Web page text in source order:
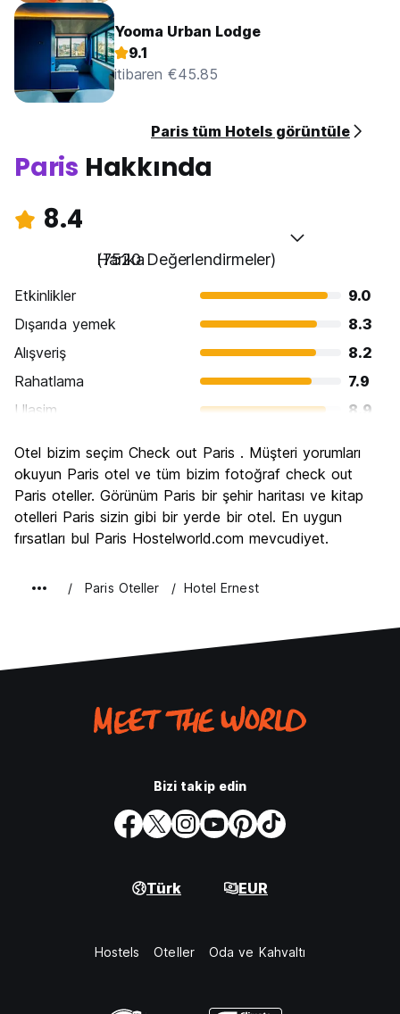
Yooma Urban Lodge
9.1
itibaren €45.85
Paris tüm Hotels görüntüle
Paris Hakkında
8.4
Harika
(7520 Değerlendirmeler)
Etkinlikler
9.0
Dışarıda yemek
8.3
Alışveriş
8.2
Rahatlama
7.9
Ulasim
8.9
Kültür
9.4
Gece hayatı
7.9
Ekonomik
Otel bizim seçim Check out Paris . Müşteri yorumları
okuyun Paris otel ve tüm bizim fotoğraf check out
Paris oteller. Görünüm Paris bir şehir haritası ve kitap
otelleri Paris sizin gibi bir yerde bir otel. En uygun
fırsatları bul Paris Hostelworld.com mevcudiyet.
Paris Oteller Hotel Ernest
Bizi takip edin
Türk EUR
Hostels Oteller Oda ve Kahvaltı